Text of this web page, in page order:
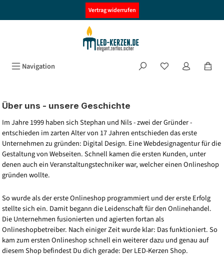
Vertrag widerrufen
Navigation
Über uns - unsere Geschichte
Im Jahre 1999 haben sich Stephan und Nils - zwei der Gründer -
entschieden im zarten Alter von 17 Jahren entschieden das erste
Unternehmen zu gründen: Digital Design. Eine Webdesignagentur für die
Gestaltung von Webseiten. Schnell kamen die ersten Kunden, unter
denen auch ein Veranstaltungstechniker war, welcher einen Onlineshop
gründen wollte.
So wurde als der erste Onlineshop programmiert und der erste Erfolg
stellte sich ein. Damit begann die Leidenschaft für den Onlinehandel.
Die Unternehmen fusionierten und agierten fortan als
Onlineshopbetreiber. Nach einiger Zeit wurde klar: Das funktioniert. So
kam zum ersten Onlineshop schnell ein weiterer dazu und genau auf
diesem Shop befindest Du dich gerade: Der LED-Kerzen Shop.